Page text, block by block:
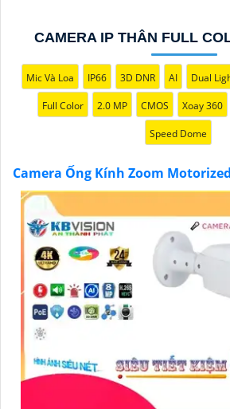
CAMERA IP THÂN FULL
Mic Và Loa IP66 3D DNR AI Dual
Full Color 2.0 MP CMOS Xoay 360
Speed Dome
Camera Ống Kính Zoom Motorized